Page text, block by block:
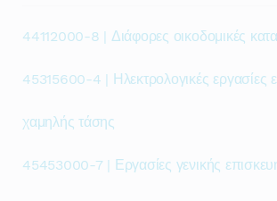
44112000-8 | Διάφορες οικοδομικές
45315600-4 | Ηλεκτρολογικές εργασίες
χαμηλής τάσης
45453000-7 | Εργασίες γενικής